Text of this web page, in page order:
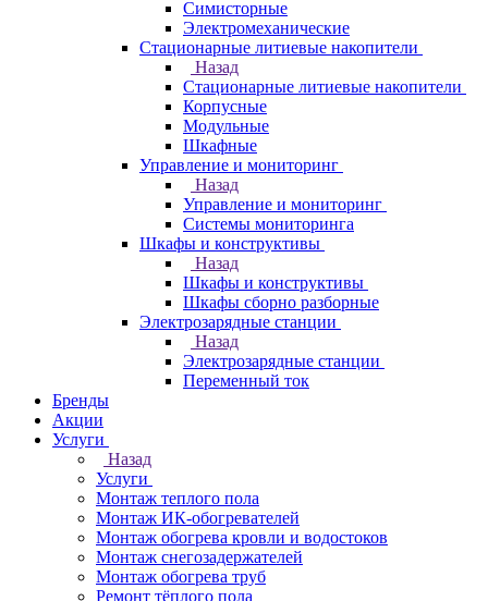
Симисторные
Электромеханические
Стационарные литиевые накопители
Назад
Стационарные литиевые накопители
Корпусные
Модульные
Шкафные
Управление и мониторинг
Назад
Управление и мониторинг
Системы мониторинга
Шкафы и конструктивы
Назад
Шкафы и конструктивы
Шкафы сборно разборные
Электрозарядные станции
Назад
Электрозарядные станции
Переменный ток
Бренды
Акции
Услуги
Назад
Услуги
Монтаж теплого пола
Монтаж ИК-обогревателей
Монтаж обогрева кровли и водостоков
Монтаж снегозадержателей
Монтаж обогрева труб
Ремонт тёплого пола